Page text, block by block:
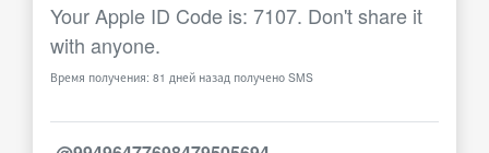
Your Apple ID Code is: 7107. Don't share it
with anyone.
Время получения: 81 дней назад получено SMS